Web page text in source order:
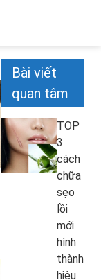
Bài viết
quan tâm
TOP
3
cách
chữa
sẹo
lồi
mới
hình
thành
hiệu